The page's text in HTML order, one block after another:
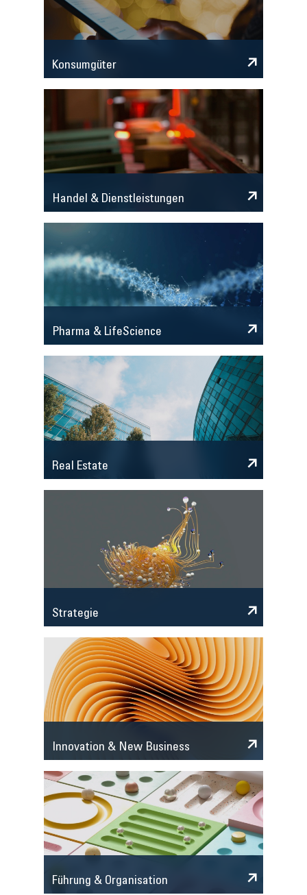
Konsumgüter
Handel & Dienstleistungen
Pharma & LifeScience
Real Estate
Strategie
Innovation & New Business
Führung & Organisation